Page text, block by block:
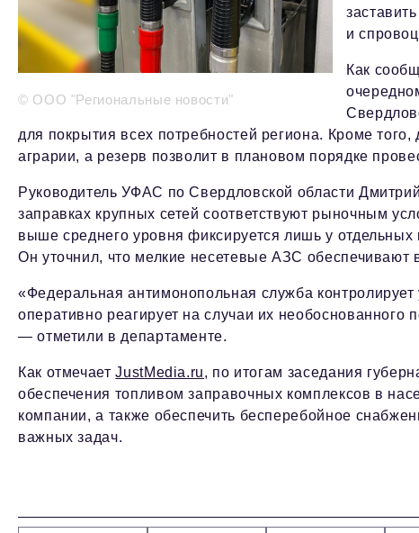
© ООО "Региональные новости"
и
Как
для покрытия всех потребностей региона. Кроме
аграрии, а резерв позволит в плановом порядке
Руководитель УФАС по Свердловской области
заправках крупных сетей соответствуют рыночным
выше среднего уровня фиксируется лишь у
Он уточнил, что мелкие несетевые АЗС обеспечивают
«Федеральная антимонопольная служба
оперативно реагирует на случаи их
— отметили в департаменте.
Как отмечаетJustMedia.ru, по итогам заседания
обеспечения топливом заправочных комплексов в
компании, а также обеспечить бесперебойное
важных задач.